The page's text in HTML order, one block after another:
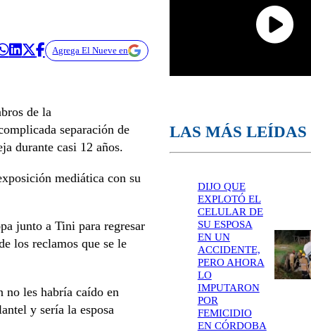
Agrega El Nueve en
de la
separación de
durante casi 12 años.
mediática con su
junto a Tini para regresar
los reclamos que se le
no les habría caído en
y sería la esposa
LAS MÁS LEÍDAS
DIJO QUE
EXPLOTÓ EL
CELULAR DE
SU ESPOSA
EN UN
ACCIDENTE,
PERO AHORA
LO
IMPUTARON
POR
FEMICIDIO
EN CÓRDOBA